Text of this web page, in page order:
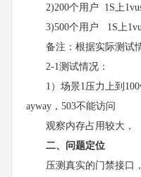
2)200个用户 1S上
3)500个用户 1S上
备注：根据实际测试
2-1测试情况：
1）场景1压力上到
ayway，503不能访问
观察内存占用较大，
二、问题定位
压测真实的门禁接口，